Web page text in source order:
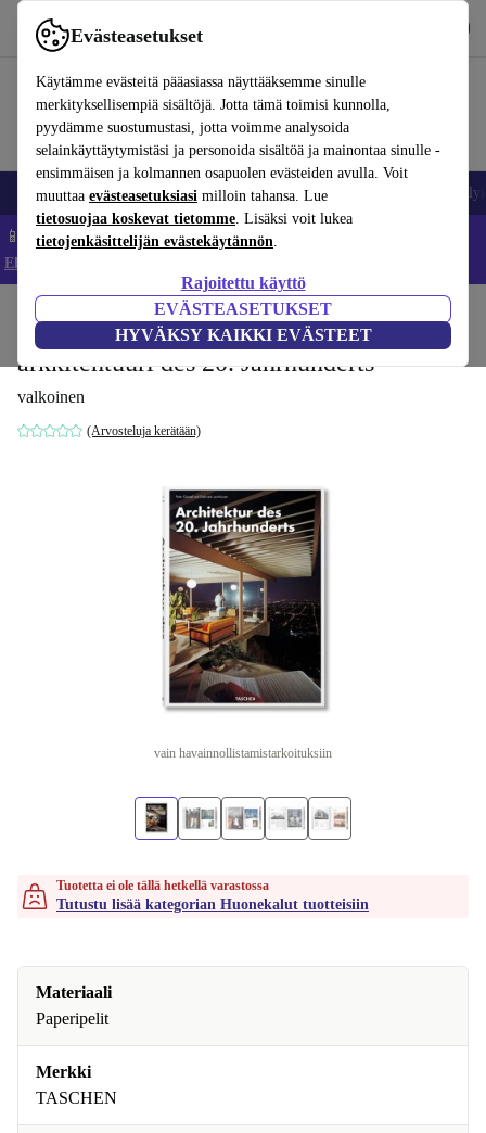
Evästeasetukset
Käytämme evästeitä pääasiassa näyttääksemme sinulle
merkityksellisempiä sisältöjä. Jotta tämä toimisi kunnolla,
pyydämme suostumustasi, jotta voimme analysoida
selainkäyttäytymistäsi ja personoida sisältöä ja mainontaa sinulle -
ensimmäisen ja kolmannen osapuolen evästeiden avulla. Voit
muuttaa evästeasetuksiasi milloin tahansa. Lue
tietosuojaa koskevat tietomme. Lisäksi voit lukea
tietojenkäsittelijän evästekäytännön.
Rajoitettu käyttö
EVÄSTEASETUKSET
HYVÄKSY KAIKKI EVÄSTEET
Käytä refurbed-palvelua nopeasti ja helposti
Matkapuhelimet ja älypuhelimet Kannettavat tietokoneet
📱 Säästä 5 % LISÄÄ iPhoneista – Koodi: IPHONEDEAL –
Ehdot ja säännöt
Huonekalut
arkkitehtuuri des 20. Jahrhunderts
valkoinen
(Arvosteluja kerätään)
vain havainnollistamistarkoituksiin
Tuotetta ei ole tällä hetkellä varastossa
Tutustu lisää kategorian Huonekalut tuotteisiin
Materiaali
Paperipelit
Merkki
TASCHEN